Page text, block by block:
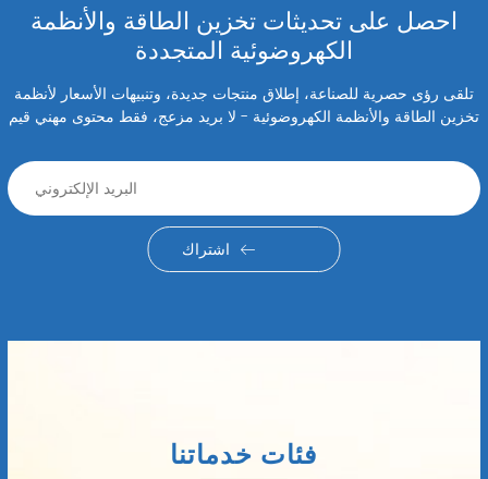
احصل على تحديثات تخزين الطاقة والأنظمة
الكهروضوئية المتجددة
تلقى رؤى حصرية للصناعة، إطلاق منتجات جديدة، وتنبيهات الأسعار لأنظمة
تخزين الطاقة والأنظمة الكهروضوئية - لا بريد مزعج، فقط محتوى مهني قيم
اشتراك
فئات خدماتنا